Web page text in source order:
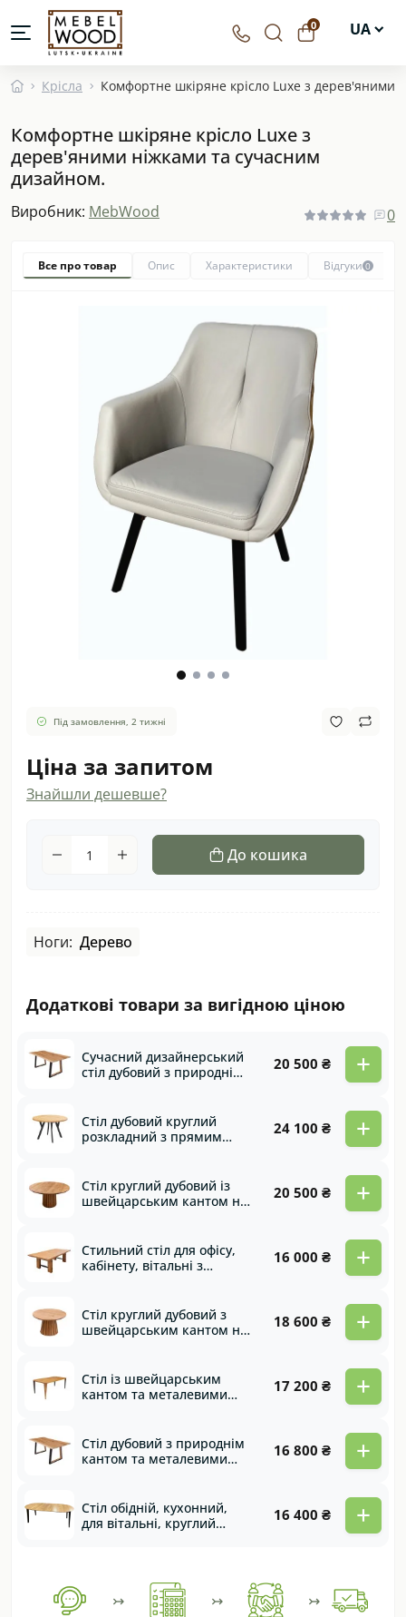
0 UA
Крісла Комфортне шкіряне крісло Luxe з дерев'яними
Комфортне шкіряне крісло Luxe з
дерев'яними ніжками та сучасним
дизайном.
Виробник: MebWood 0
Все про товар Опис Характеристики Відгуки 0
Під замовлення, 2 тижні
Ціна за запитом
Знайшли дешевше?
До кошика
Ноги: Дерево
Додаткові товари за вигідною ціною
Сучасний дизайнерський
стіл дубовий з природнім
20 500 ₴ +
Стіл дубовий круглий
розкладний з прямим
24 100 ₴ +
Стіл круглий дубовий із
швейцарським кантом на
20 500 ₴ +
Стильний стіл для офісу,
кабінету, вітальні з
Viking
16 000 ₴ +
Стіл круглий дубовий з
швейцарським кантом на
18 600 ₴ +
Стіл із швейцарським
кантом та металевими
Brooklyn
17 200 ₴ +
Стіл дубовий з природнім
кантом та металевими
16 800 ₴ +
Стіл обідній, кухонний,
для вітальні, круглий
16 400 ₴ +
↣ ↣ ↣